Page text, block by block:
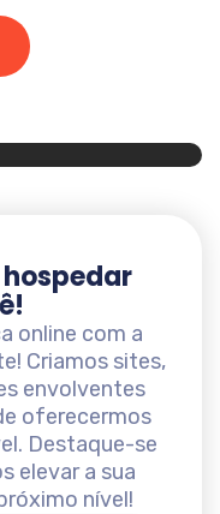
online com a
Criamos sites,
envolventes
oferecermos
Destaque-se
elevar a sua
nível!